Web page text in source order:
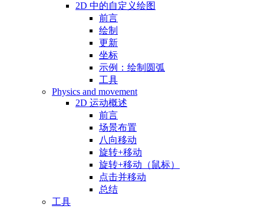
2D 中的自定义绘图
前言
绘制
更新
坐标
示例：绘制圆弧
工具
Physics and movement
2D 运动概述
前言
场景布置
八向移动
旋转+移动
旋转+移动（鼠标）
点击并移动
总结
工具